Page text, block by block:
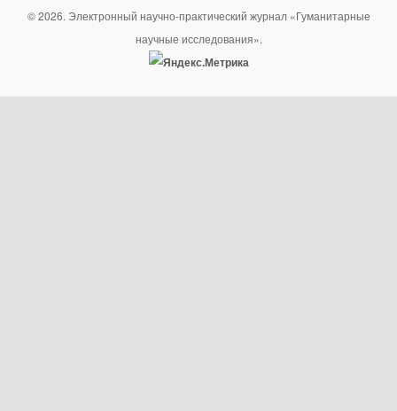
© 2026. Электронный научно-практический журнал «Гуманитарные
научные исследования».